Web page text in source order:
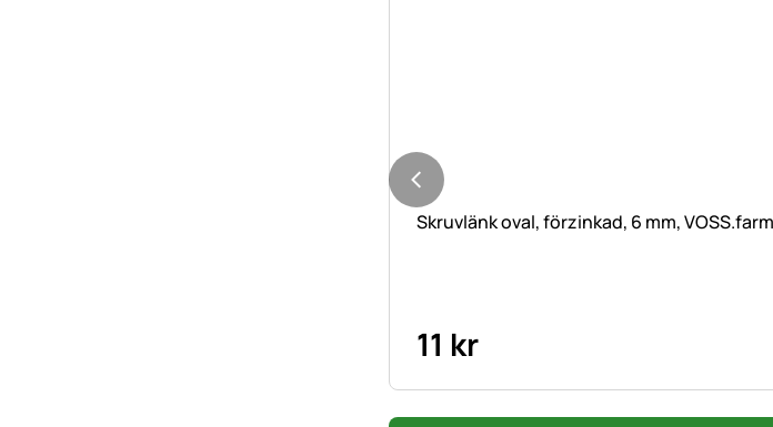
Skruvlänk oval, förzinkad, 6 mm,
11 kr